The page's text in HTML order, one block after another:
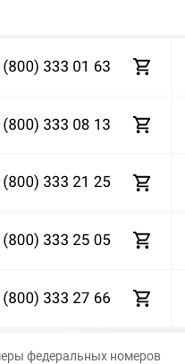
федеральных номеров